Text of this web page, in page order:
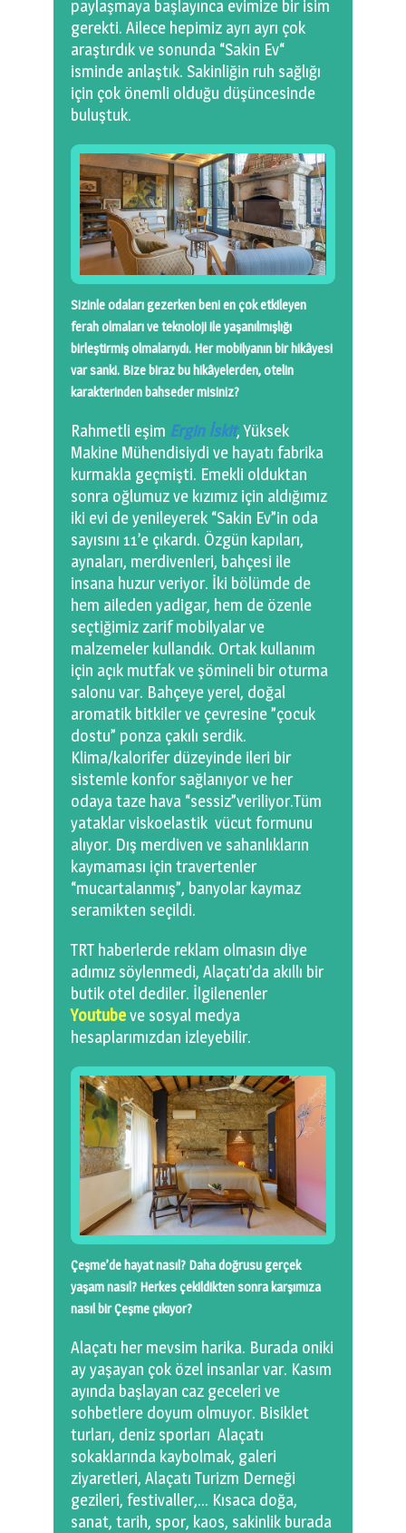
paylaşmaya başlayınca evimize bir isim
gerekti. Ailece hepimiz ayrı ayrı çok
araştırdık ve sonunda “Sakin Ev“
isminde anlaştık. Sakinliğin ruh sağlığı
için çok önemli olduğu düşüncesinde
buluştuk.
Sizinle odaları gezerken beni en çok etkileyen
ferah olmaları ve teknoloji ile yaşanılmışlığı
birleştirmiş olmalarıydı. Her mobilyanın bir hikâyesi
var sanki. Bize biraz bu hikâyelerden, otelin
karakterinden bahseder misiniz?
Rahmetli eşim Ergin İskit, Yüksek
Makine Mühendisiydi ve hayatı fabrika
kurmakla geçmişti. Emekli olduktan
sonra oğlumuz ve kızımız için aldığımız
iki evi de yenileyerek “Sakin Ev”in oda
sayısını 11’e çıkardı. Özgün kapıları,
aynaları, merdivenleri, bahçesi ile
insana huzur veriyor. İki bölümde de
hem aileden yadigar, hem de özenle
seçtiğimiz zarif mobilyalar ve
malzemeler kullandık. Ortak kullanım
için açık mutfak ve şömineli bir oturma
salonu var. Bahçeye yerel, doğal
aromatik bitkiler ve çevresine ”çocuk
dostu” ponza çakılı serdik.
Klima/kalorifer düzeyinde ileri bir
sistemle konfor sağlanıyor ve her
odaya taze hava “sessiz”veriliyor.Tüm
yataklar viskoelastik vücut formunu
alıyor. Dış merdiven ve sahanlıkların
kaymaması için travertenler
“mucartalanmış”, banyolar kaymaz
seramikten seçildi.
TRT haberlerde reklam olmasın diye
adımız söylenmedi, Alaçatı’da akıllı bir
butik otel dediler. İlgilenenler
Youtubeve sosyal medya
hesaplarımızdan izleyebilir.
Çeşme’de hayat nasıl? Daha doğrusu gerçek
yaşam nasıl? Herkes çekildikten sonra karşımıza
nasıl bir Çeşme çıkıyor?
Alaçatı her mevsim harika. Burada oniki
ay yaşayan çok özel insanlar var. Kasım
ayında başlayan caz geceleri ve
sohbetlere doyum olmuyor. Bisiklet
turları, deniz sporları Alaçatı
sokaklarında kaybolmak, galeri
ziyaretleri, Alaçatı Turizm Derneği
gezileri, festivaller,… Kısaca doğa,
sanat, tarih, spor, kaos, sakinlik burada